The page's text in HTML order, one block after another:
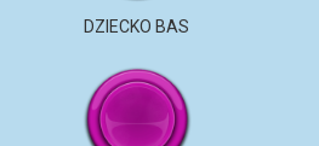
DZIECKO BAS